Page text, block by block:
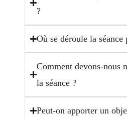
?
Où se déroule la séance
Comment devons-nous
la séance ?
Peut-on apporter un